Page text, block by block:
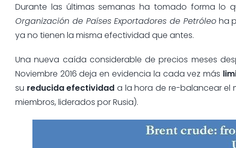
Durante las últimas semanas ha tomado forma lo
Organización de Países Exportadores de Petróleoha
ya no tienen la misma efectividad que antes.
Una nueva caída considerable de precios meses
Noviembre 2016 deja en evidencia la cada vez más
su reducida efectividad a la hora de re-balancear
miembros, liderados por Rusia).